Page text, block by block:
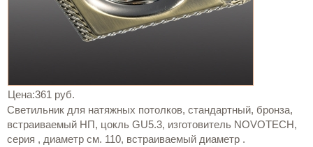
Цена:361 руб.
Светильник для натяжных потолков, стандартный, бронза,
встраиваемый НП, цокль GU5.3, изготовитель NOVOTECH,
серия , диаметр см. 110, встраиваемый диаметр .